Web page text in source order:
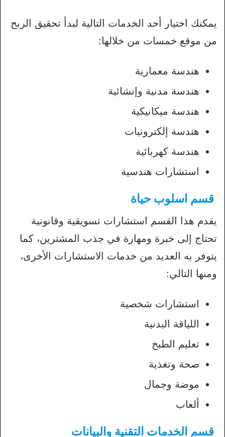
يمكنك اختيار أحد الخدمات التالية لبدأ تحقيق الربح
من موقع خمسات من خلالها:
هندسة معمارية
هندسة مدنية وإنشائية
هندسة ميكانيكية
هندسة إلكترونيات
هندسة كهربائية
استشارات هندسية
قسم اسلوب حياة
يقدم هذا القسم استشارات تسويقية وقانونية
تحتاج إلى خبرة ومهارة في جذب المشترين، كما
يتوفر به العديد من خدمات الاستشارات الأخرى،
ومنها التالي:
استشارات شخصية
اللياقة البدنية
تعليم الطبخ
صحة وتغذية
موضة وجمال
ألعاب
قسم الخدمات التقنية والبيانات